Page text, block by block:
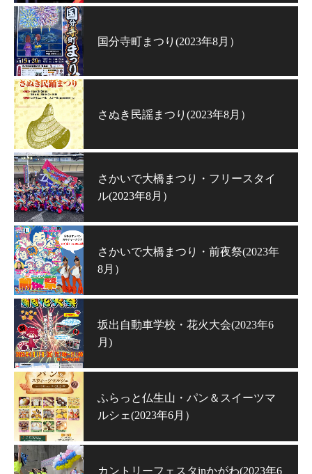
国分寺町まつり(2023年8月）
さぬき民謡まつり(2023年8月）
さかいで大橋まつり・フリースタイ
ル(2023年8月）
さかいで大橋まつり・前夜祭(2023年
8月）
坂出自動車学校・花火大会(2023年6
月)
ふらっと仏生山・パン＆スイーツマ
ルシェ(2023年6月）
カントリーフェスタinかがわ(2023年6